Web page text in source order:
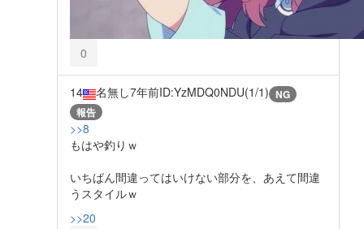
0
14 名無し7年前ID:YzMDQ0NDU(1/1) NG
報告
>>8
もはや釣りｗ
いちばん間違ってはいけない部分を、あえて間違
うスタイルｗ
>>20